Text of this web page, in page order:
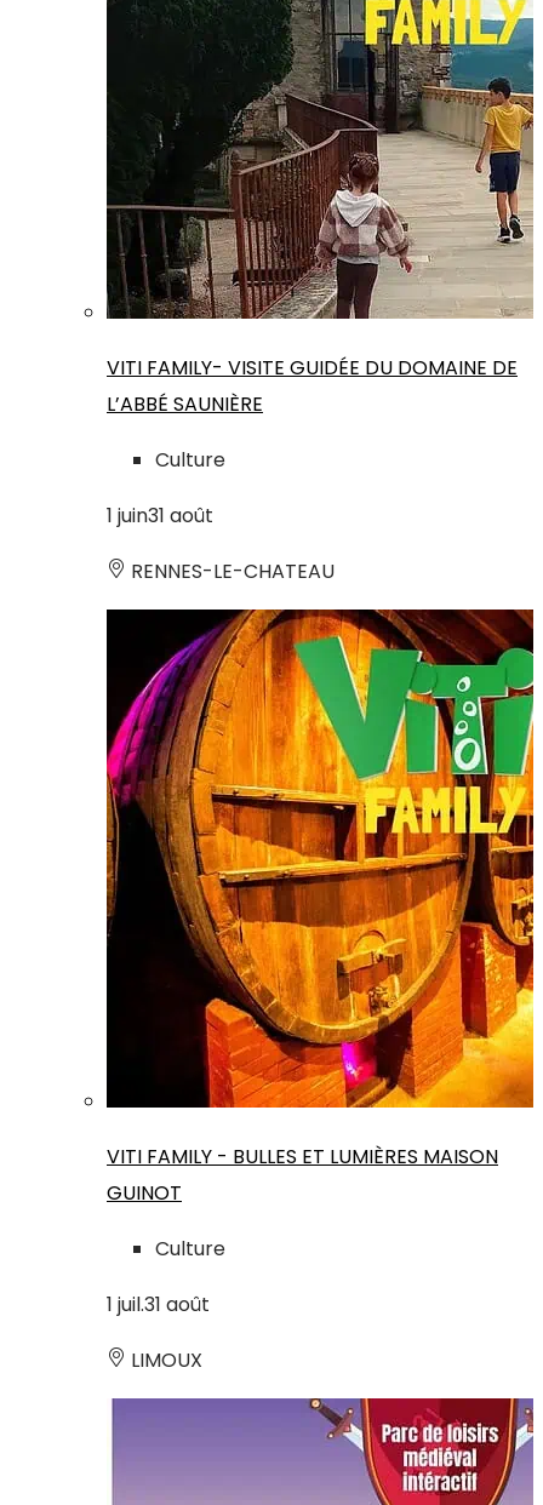
VITI FAMILY- VISITE GUIDÉE DU DOMAINE DE
L’ABBÉ SAUNIÈRE
Culture
1 juin31 août
RENNES-LE-CHATEAU
VITI FAMILY - BULLES ET LUMIÈRES MAISON
GUINOT
Culture
1 juil.31 août
LIMOUX